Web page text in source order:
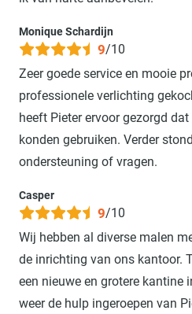
Monique Schardijn
9/10
Zeer goede service en mooie
professionele verlichting
heeft Pieter ervoor gezorgd
konden gebruiken. Verder
ondersteuning of vragen.
Casper
9/10
Wij hebben al diverse malen
de inrichting van ons kantoor.
een nieuwe en grotere kantine
weer de hulp ingeroepen van